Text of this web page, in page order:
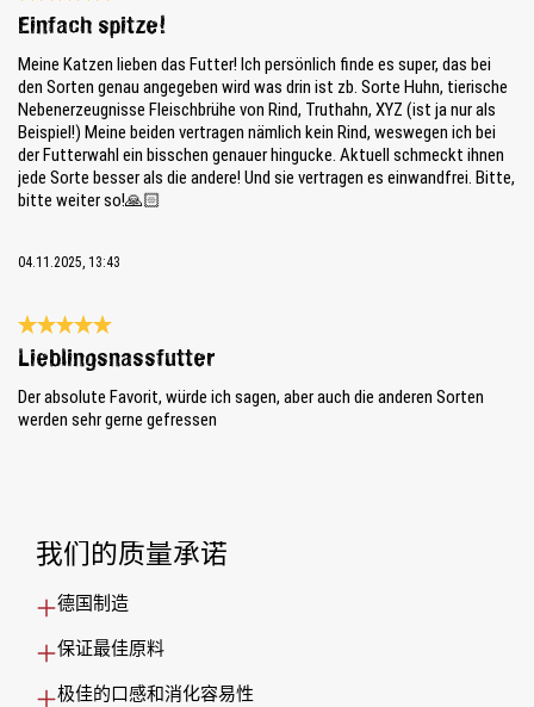
Review with rating of 5 out of 5 stars
Einfach spitze!
Meine Katzen lieben das Futter! Ich persönlich finde es super, das bei
den Sorten genau angegeben wird was drin ist zb. Sorte Huhn, tierische
Nebenerzeugnisse Fleischbrühe von Rind, Truthahn, XYZ (ist ja nur als
Beispiel!) Meine beiden vertragen nämlich kein Rind, weswegen ich bei
der Futterwahl ein bisschen genauer hingucke. Aktuell schmeckt ihnen
jede Sorte besser als die andere! Und sie vertragen es einwandfrei. Bitte,
bitte weiter so!🙏🏻
04.11.2025, 13:43
Review with rating of 5 out of 5 stars
Lieblingsnassfutter
Der absolute Favorit, würde ich sagen, aber auch die anderen Sorten
werden sehr gerne gefressen
我们的质量承诺
德国制造
保证最佳原料
极佳的口感和消化容易性